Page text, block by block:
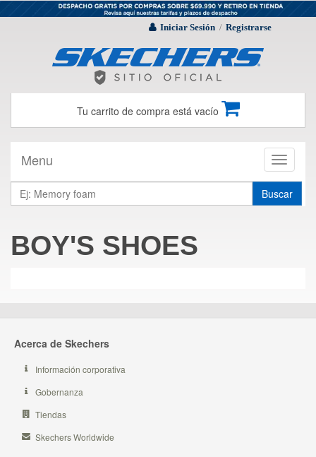
Iniciar Sesión / Registrarse
Tu carrito de compra está vacío
Toggle
Menu
Buscar
BOY'S SHOES
Acerca de Skechers
Información corporativa
Gobernanza
Tiendas
Skechers Worldwide